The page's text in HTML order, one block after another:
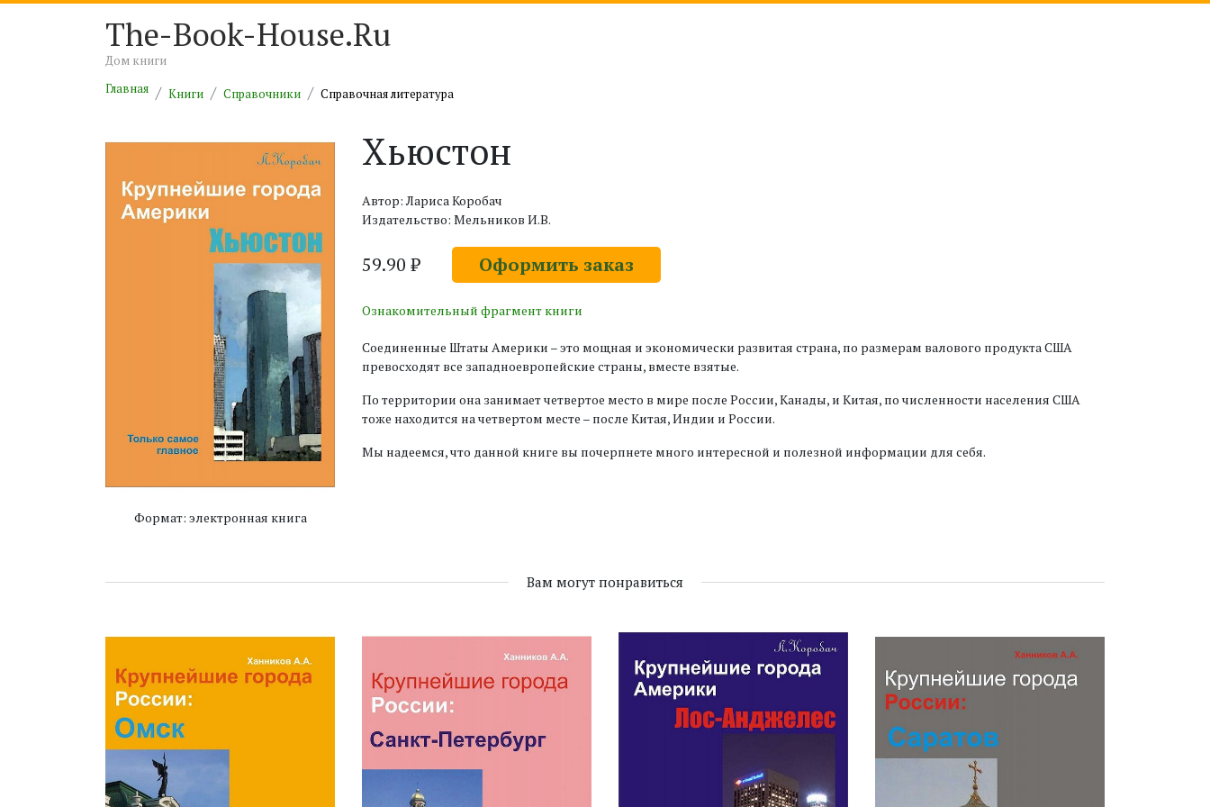
The-Book-House.Ru
Дом книги
Главная
Книги Справочники Справочная литература
Формат: электронная книга
Хьюстон
Автор: Лариса Коробач
Издательство: Мельников И.В.
59.90 ₽ Оформить заказ
Ознакомительный фрагмент книги
Соединенные Штаты Америки – это мощная и экономически развитая страна, по размерам валового продукта США
превосходят все западноевропейские страны, вместе взятые.
По территории она занимает четвертое место в мире после России, Канады, и Китая, по численности населения США
тоже находится на четвертом месте – после Китая, Индии и России.
Мы надеемся, что данной книге вы почерпнете много интересной и полезной информации для себя.
Вам могут понравиться